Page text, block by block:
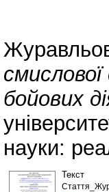
бойових
науки:
Текст